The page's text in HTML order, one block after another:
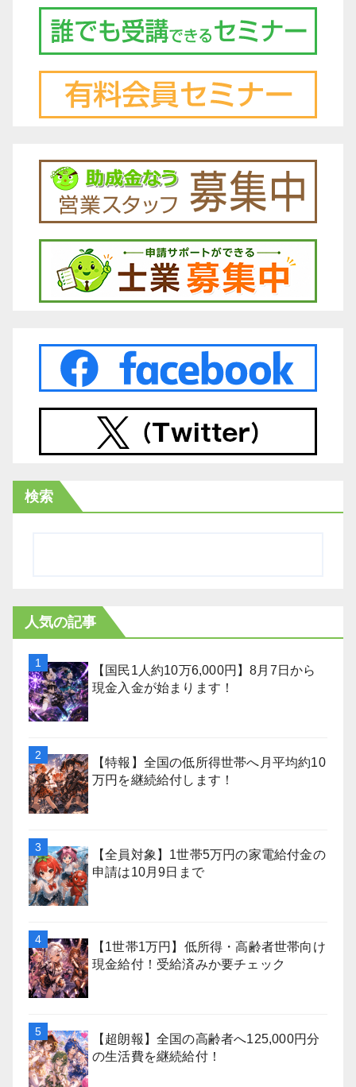
検索
人気の記事
【国民1人約10万6,000円】8月7日から
現金入金が始まります！
【特報】全国の低所得世帯へ月平均約10
万円を継続給付します！
【全員対象】1世帯5万円の家電給付金の
申請は10月9日まで
【1世帯1万円】低所得・高齢者世帯向け
現金給付！受給済みか要チェック
【超朗報】全国の高齢者へ125,000円分
の生活費を継続給付！